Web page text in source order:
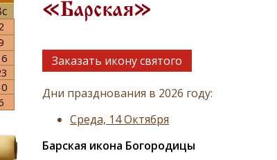
«Барская»
Заказать икону святого
Дни празднования в 2026 году:
Среда, 14 Октября
Барская икона Богородицы